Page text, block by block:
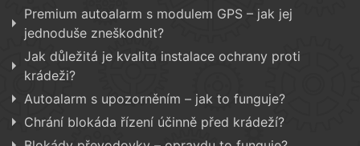
Premium autoalarm s modulem GPS – jak jej
jednoduše zneškodnit?
Jak důležitá je kvalita instalace ochrany proti
krádeži?
Autoalarm s upozorněním – jak to funguje?
Chrání blokáda řízení účinně před krádeží?